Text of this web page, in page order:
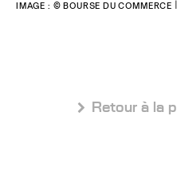
IMAGE : © BOURSE DU
 Retour à la